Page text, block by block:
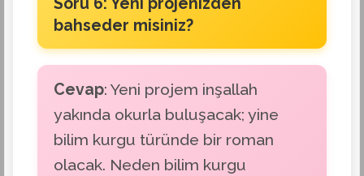
bahseder misiniz?
Cevap: Yeni projem inşallah
yakında okurla buluşacak; yine
bilim kurgu türünde bir roman
olacak. Neden bilim kurgu